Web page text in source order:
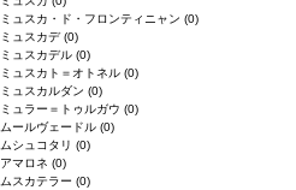
ミュスカ・ド・フロンティニャン (0)
ミュスカデ(0)
ミュスカデル (0)
ミュスカト＝オトネル (0)
ミュスカルダン (0)
ミュラー＝トゥルガウ (0)
ムールヴェードル (0)
ムシュコタリ (0)
アマロネ (0)
ムスカテラー (0)